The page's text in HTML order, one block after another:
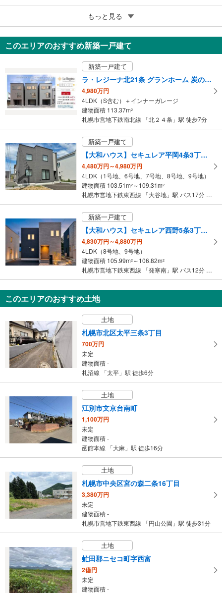
札幌市南区真駒内柏丘6丁目
3,680万円
4LDK＋S
247.7m2（登記）
北海道札幌市南区真駒内柏丘6丁目
もっと見る
このエリアのおすすめ新築一戸建て
新築一戸建て
ラ・レジーナ北21条 グランホーム 炭の住宅
4,980万円
4LDK（S含む）＋インナーガレージ
建物面積 113.37m2
札幌市営地下鉄南北線 「北２４条」駅 徒歩7分
新築一戸建て
【大和ハウス】セキュレア平岡4条3丁目 （分譲住宅）
4,480万円～4,980万円
4LDK（1号地、6号地、7号地、8号地、9号地）
建物面積 103.51m2 ～109.31m2
札幌市営地下鉄東西線 「大谷地」駅 バス17分 北海道中央バス平岡4条3丁目 バス停下車 徒歩3分
新築一戸建て
【大和ハウス】セキュレア西野5条3丁目 （分譲住宅）
4,830万円～4,880万円
4LDK（8号地、9号地）
建物面積 105.99m2 ～106.82m2
札幌市営地下鉄東西線 「発寒南」駅 バス12分 JR北海道バス手稲東小学校前 バス停下車 徒歩5分
このエリアのおすすめ土地
土地
札幌市北区太平三条3丁目
700万円
未定
建物面積 -
札沼線 「太平」駅 徒歩6分
土地
江別市文京台南町
1,100万円
未定
建物面積 -
函館本線 「大麻」駅 徒歩16分
土地
札幌市中央区宮の森二条16丁目
3,380万円
未定
建物面積 -
札幌市営地下鉄東西線 「円山公園」駅 徒歩31分
土地
虻田郡ニセコ町字西富
2億円
未定
建物面積 -